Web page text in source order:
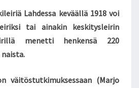
R
E
N
I
N
T
S
Lahdessa keväällä 1918 voi
tai ainakin keskitysleirin
menetti henkensä 220
väitöstutkimuksessaan (Marjo